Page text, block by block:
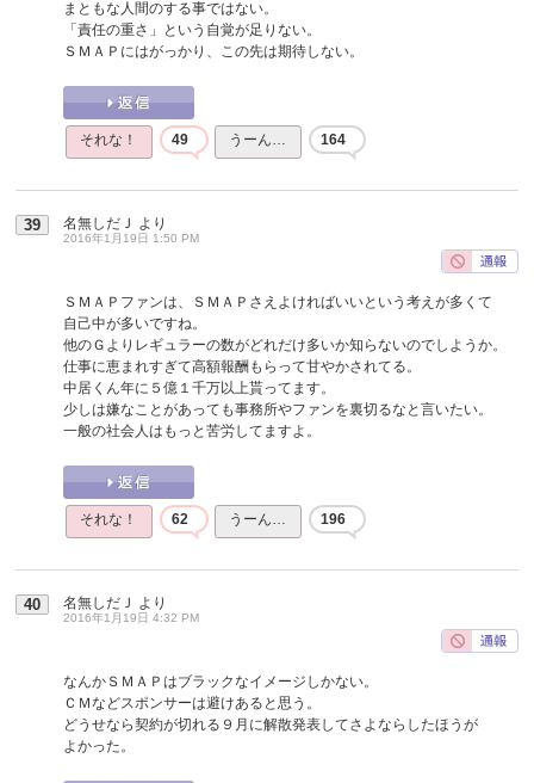
まともな人間のする事ではない。
「責任の重さ」という自覚が足りない。
ＳＭＡＰにはがっかり、この先は期待しない。
それな！ 49 うーん… 164
39 名無しだＪ より
2016年1月19日 1:50 PM
ＳＭＡＰファンは、ＳＭＡＰさえよければいいという考えが多くて
自己中が多いですね。
他のＧよりレギュラーの数がどれだけ多いか知らないのでしようか。
仕事に恵まれすぎて高額報酬もらって甘やかされてる。
中居くん年に５億１千万以上貰ってます。
少しは嫌なことがあっても事務所やファンを裏切るなと言いたい。
一般の社会人はもっと苦労してますよ。
それな！ 62 うーん… 196
40 名無しだＪ より
2016年1月19日 4:32 PM
なんかＳＭＡＰはブラックなイメージしかない。
ＣＭなどスポンサーは避けあると思う。
どうせなら契約が切れる９月に解散発表してさよならしたほうが
よかった。